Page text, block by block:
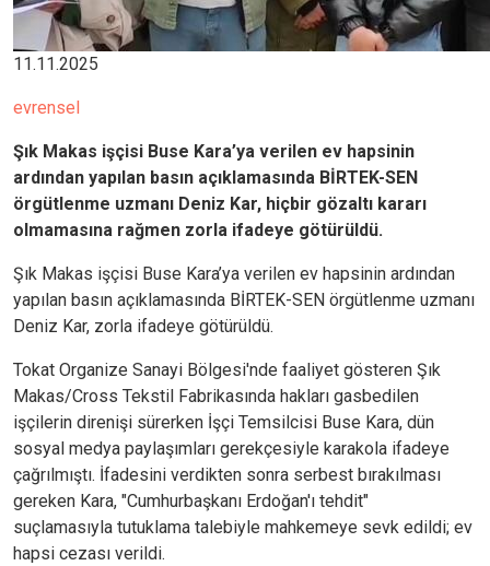
11.11.2025
evrensel
Şık Makas işçisi Buse Kara’ya verilen ev hapsinin
ardından yapılan basın açıklamasında BİRTEK-SEN
örgütlenme uzmanı Deniz Kar, hiçbir gözaltı kararı
olmamasına rağmen zorla ifadeye götürüldü.
Şık Makas işçisi Buse Kara’ya verilen ev hapsinin ardından
yapılan basın açıklamasında BİRTEK-SEN örgütlenme uzmanı
Deniz Kar, zorla ifadeye götürüldü.
Tokat Organize Sanayi Bölgesi'nde faaliyet gösteren Şık
Makas/Cross Tekstil Fabrikasında hakları gasbedilen
işçilerin direnişi sürerken İşçi Temsilcisi Buse Kara, dün
sosyal medya paylaşımları gerekçesiyle karakola ifadeye
çağrılmıştı. İfadesini verdikten sonra serbest bırakılması
gereken Kara, "Cumhurbaşkanı Erdoğan'ı tehdit"
suçlamasıyla tutuklama talebiyle mahkemeye sevk edildi; ev
hapsi cezası verildi.